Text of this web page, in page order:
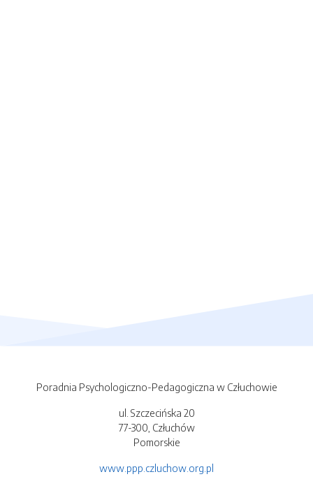
Poradnia Psychologiczno-Pedagogiczna w Człuchowie
ul. Szczecińska 20
77-300, Człuchów
Pomorskie
www.ppp.czluchow.org.pl